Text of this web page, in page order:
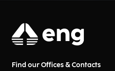
Find our Offices & Contacts